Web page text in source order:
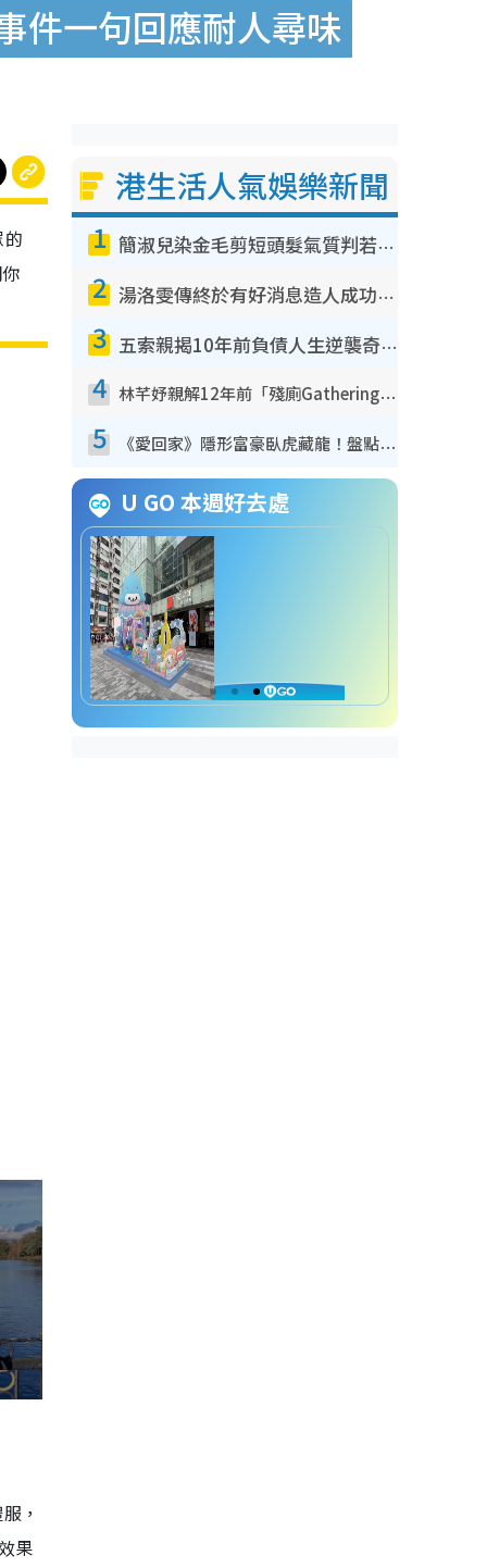
件一句回應耐人尋味
，
果
港生活人氣娛樂新聞
1 簡淑兒染金毛剪短頭髮氣質判若兩人！嚇壞老公麥大力都認唔出：「你做咩事？」
2 湯洛雯傳終於有好消息造人成功！兩大細節曝孕味極濃惹猜測：大肚婆先會咁！
3 五索親揭10年前負債人生逆襲奇蹟！全靠去一地方轉運後即遇上馬先生
4 林芊妤親解12年前「殘廁Gathering」真相！高層解約一句話重創尊嚴至今拒返TVB
5 《愛回家》隱形富豪臥虎藏龍！盤點12位財氣逼人的有錢藝人：呢位靚女3億身家唔憂做
U GO 本週好去處